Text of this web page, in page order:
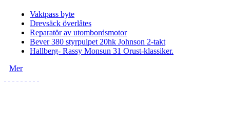
Vaktpass byte
Drevsäck överlåtes
Reparatör av utombordsmotor
Bever 380 styrpulpet 20hk Johnson 2-takt
Hallberg- Rassy Monsun 31 Orust-klassiker.
Mer